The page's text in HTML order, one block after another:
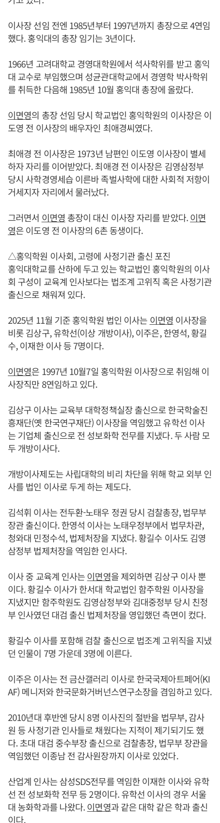
이사장 선임 전엔 1985년부터 1997년까지 총장으로 4연임
했다. 홍익대의 총장 임기는 3년이다.
1966년 고려대학교 경영대학원에서 석사학위를 받고 홍익
대 교수로 부임했으며 성균관대학교에서 경영학 박사학위
를 취득한 다음해 1985년 10월 홍익대 총장에 올랐다.
이면영의 총장 선임 당시 학교법인 홍익학원의 이사장은 이
도영 전 이사장의 배우자인 최애경씨였다.
최애경 전 이사장은 1973년 남편인 이도영 이사장이 별세
하자 자리를 이어받았다. 최애경 전 이사장은 김영삼정부
당시 사학경영세습 이른바 족벌사학에 대한 사회적 저항이
거세지자 자리에서 물러났다.
그러면서 이면영 총장이 대신 이사장 자리를 받았다.이면
영은 이도영 전 이사장의 6촌 동생이다.
△홍익학원 이사회, 고령에 사정기관 출신 포진
홍익대학교를 산하에 두고 있는 학교법인 홍익학원의 이사
회 구성이 교육계 인사보다는 법조계 고위직 혹은 사정기관
출신으로 채워져 있다.
2025년 11월 기준 홍익학원 법인 이사는 이면영 이사장을
비롯 김상구, 유학선(이상 개방이사), 이주은, 한영석, 황길
수, 이재한 이사 등 7명이다.
이면영은 1997년 10월7일 홍익학원 이사장으로 취임해 이
사장직만 8연임하고 있다.
김상구 이사는 교육부 대학정책실장 출신으로 한국학술진
흥재단(옛 한국연구재단) 이사장을 역임했고 유학선 이사
는 기업체 출신으로 전 성보화학 전무를 지냈다. 두 사람 모
두 개방이사다.
개방이사제도는 사립대학의 비리 차단을 위해 학교 외부 인
사를 법인 이사로 두게 하는 제도다.
김석휘 이사는 전두환-노태우 정권 당시 검찰총장, 법무부
장관 출신이다. 한영석 이사는 노태우정부에서 법무차관,
청와대 민정수석, 법제처장을 지냈다. 황길수 이사도 김영
삼정부 법제처장을 역임한 인사다.
이사 중 교육계 인사는이면영을 제외하면 김상구 이사 뿐
이다. 황길수 이사가 한서대 학교법인 함주학원 이사장을
지냈지만 함주학원도 김영삼정부와 김대중정부 당시 친정
부 인사였던 대검 출신 법제처장을 영입했던 측면이 컸다.
황길수 이사를 포함해 검찰 출신으로 법조계 고위직을 지냈
던 인물이 7명 가운데 3명에 이른다.
이주은 이사는 전 금산갤러리 이사로 한국국제아트페어(KI
AF) 메니저와 한국문화거버넌스연구소장을 겸임하고 있다.
2010년대 후반엔 당시 8명 이사진의 절반을 법무부, 감사
원 등 사정기관 인사들로 채웠다는 지적이 제기되기도 했
다. 초대 대검 중수부장 출신으로 검찰총장, 법무부 장관을
역임했던 이종남 전 감사원장까지 이사로 있었다.
산업계 인사는 삼성SDS전무를 역임한 이재한 이사와 유학
선 전 성보화학 전무 등 2명이다. 유학선 이사의 경우 서울
대 농화학과를 나왔다.이면영과 같은 대학 같은 학과 출신
이다.